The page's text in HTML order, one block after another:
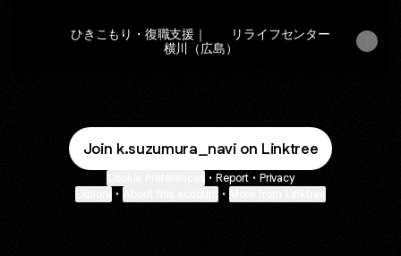
ひきこもり・復職支援｜ リライフセンター
横川（広島）
Join k.suzumura_navi on Linktree
• Report • Privacy
• •